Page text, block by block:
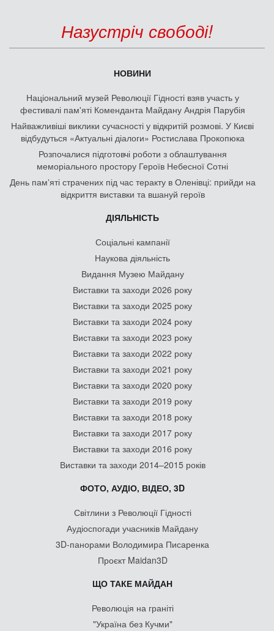
Назустріч свободі!
НОВИНИ
Національний музей Революції Гідності взяв участь у
фестивалі пам'яті Коменданта Майдану Андрія Парубія
Найважливіші виклики сучасності у відкритій розмові. У Києві
відбудуться «Актуальні діалоги» Ростислава Прокопюка
Розпочалися підготовчі роботи з облаштування
меморіального простору Героїв Небесної Сотні
День памʼяті страчених під час теракту в Оленівці: прийди на
відкриття виставки та вшануй героїв
ДІЯЛЬНІСТЬ
Соціальні кампанії
Наукова діяльність
Видання Музею Майдану
Виставки та заходи 2026 року
Виставки та заходи 2025 року
Виставки та заходи 2024 року
Виставки та заходи 2023 року
Виставки та заходи 2022 року
Виставки та заходи 2021 року
Виставки та заходи 2020 року
Виставки та заходи 2019 року
Виставки та заходи 2018 року
Виставки та заходи 2017 року
Виставки та заходи 2016 року
Виставки та заходи 2014–2015 років
ФОТО, АУДІО, ВІДЕО, 3D
Світлини з Революції Гідності
Аудіоспогади учасників Майдану
3D-панорами Володимира Писаренка
Проєкт Maidan3D
ЩО ТАКЕ МАЙДАН
Революція на граніті
"Україна без Кучми"